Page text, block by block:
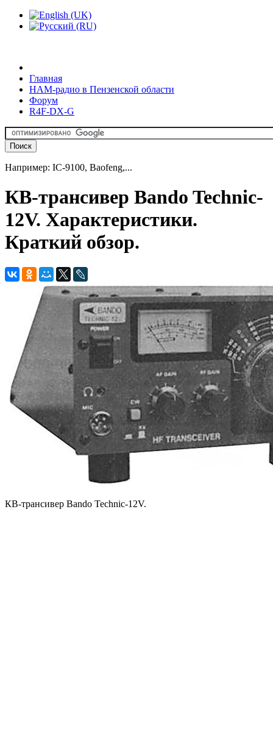
Главная
HAM-радио в Пензенской области
Форум
R4F-DX-G
Например: IC-9100, Baofeng,...
КВ-трансивер Bando Technic-
12V. Характеристики.
Краткий обзор.
КВ-трансивер Bando Technic-12V.